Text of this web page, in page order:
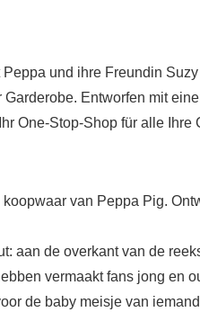
und ihre Freundin
Entworfen mit
One-Stop-Shop für alle
van Peppa Pig.
aan de overkant van de
vermaakt fans jong en
de baby meisje van